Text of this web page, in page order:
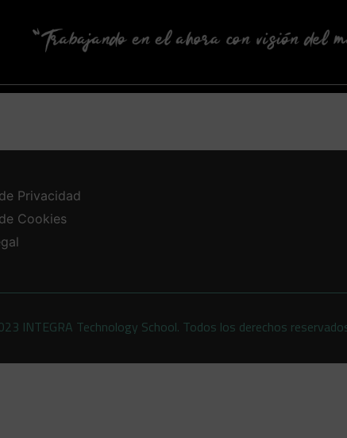
Privacidad
Cookies
INTEGRA Technology School. Todos los derechos